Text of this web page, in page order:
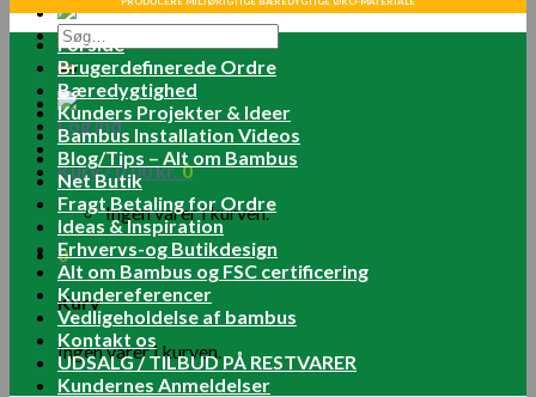
Søg
efter:
Log ind
Kurv /0.00kr.0
Ingen varer i kurven.
0
Kurv
Ingen varer i kurven.
Forside
Brugerdefinerede Ordre
Bæredygtighed
Kunders Projekter & Ideer
Bambus Installation Videos
Blog/Tips – Alt om Bambus
Net Butik
Fragt Betaling for Ordre
Ideas & Inspiration
Erhvervs-og Butikdesign
Alt om Bambus og FSC certificering
Kundereferencer
Vedligeholdelse af bambus
Kontakt os
UDSALG / TILBUD PÅ RESTVARER
Kundernes Anmeldelser